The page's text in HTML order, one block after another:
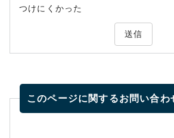
つけにくかった
送信
このページに関するお問い合わ